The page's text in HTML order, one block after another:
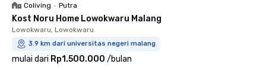
Coliving • Putra
Kost Noru Home Lowokwaru Malang
Lowokwaru, Lowokwaru
3.9 km dari universitas negeri malang
mulai dari Rp1.500.000 /bulan